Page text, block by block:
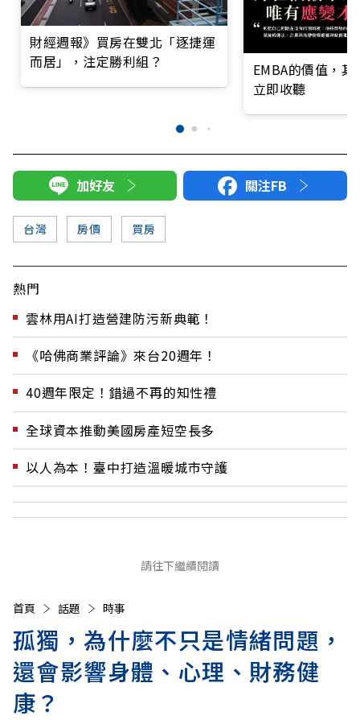
財經週報》買房在雙北「逐捷運
而居」，注定勝利組？
EMBA的價值，
立即收聽
加好友 關注FB
台灣 房價 買房
熱門
雲林用AI打造營建防污新典範！
《哈佛商業評論》來台20週年！
40週年限定！錯過不再的知性禮
全球資本推動美國房產短空長多
以人為本！臺中打造溫暖城市守護
請往下繼續閱讀
首頁 話題 時事
孤獨，為什麼不只是情緒問題，
還會影響身體、心理、財務健
康？